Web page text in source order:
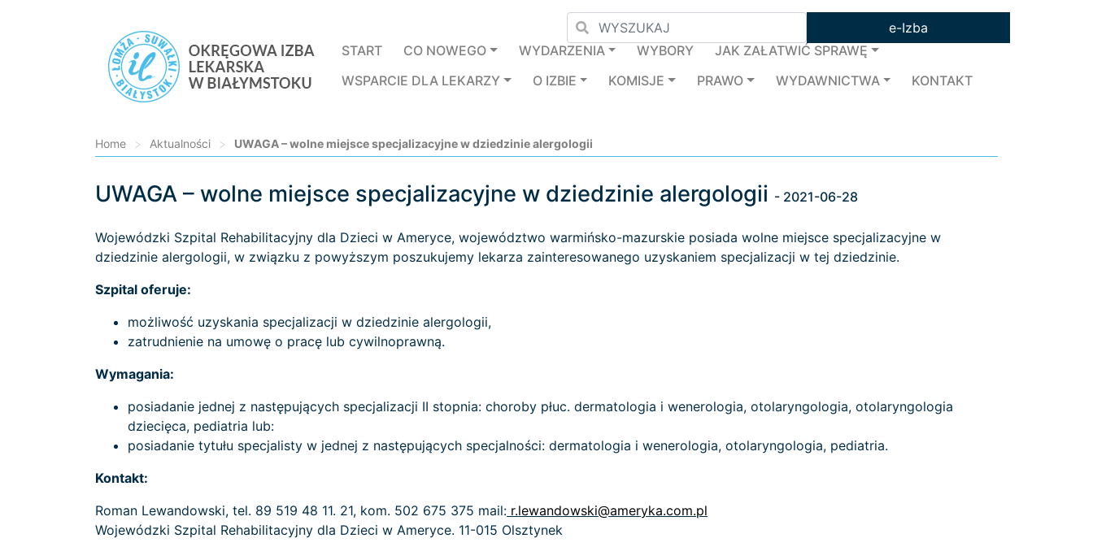
e-Izba
START
CO NOWEGO WYDARZENIA WYBORY
JAK ZAŁATWIĆ SPRAWĘ
WSPARCIE DLA LEKARZY
O IZBIE KOMISJE PRAWO WYDAWNICTWA KONTAKT
Home > Aktualności > UWAGA – wolne miejsce specjalizacyjne w dziedzinie alergologii
UWAGA – wolne miejsce specjalizacyjne w dziedzinie alergologii - 2021-06-28
Wojewódzki Szpital Rehabilitacyjny dla Dzieci w Ameryce, województwo warmińsko-mazurskie posiada wolne miejsce specjalizacyjne w
dziedzinie alergologii, w związku z powyższym poszukujemy lekarza zainteresowanego uzyskaniem specjalizacji w tej dziedzinie.
Szpital oferuje:
możliwość uzyskania specjalizacji w dziedzinie alergologii,
zatrudnienie na umowę o pracę lub cywilnoprawną.
Wymagania:
posiadanie jednej z następujących specjalizacji II stopnia: choroby płuc. dermatologia i wenerologia, otolaryngologia, otolaryngologia
dziecięca, pediatria lub:
posiadanie tytułu specjalisty w jednej z następujących specjalności: dermatologia i wenerologia, otolaryngologia, pediatria.
Kontakt:
Roman Lewandowski, tel. 89 519 48 11. 21, kom. 502 675 375 mail: r.lewandowski@ameryka.com.pl
Wojewódzki Szpital Rehabilitacyjny dla Dzieci w Ameryce. 11-015 Olsztynek